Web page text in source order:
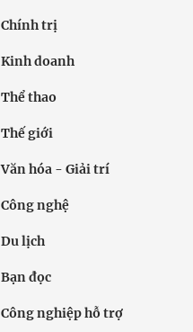
Chính trị
Kinh doanh
Thể thao
Thế giới
Văn hóa - Giải trí
Công nghệ
Du lịch
Bạn đọc
Công nghiệp hỗ trợ